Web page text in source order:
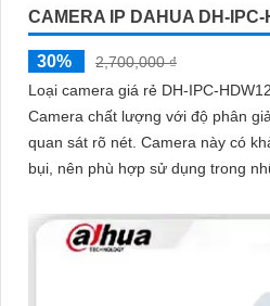
CAMERA IP DAHUA DH-
30%
2,700,000 ₫
Loại camera giá rẻ DH-IPC-
Camera chất lượng với độ phân
quan sát rõ nét. Camera này có khả năng chống nước, chống
bụi, nên phù hợp sử dụng trong